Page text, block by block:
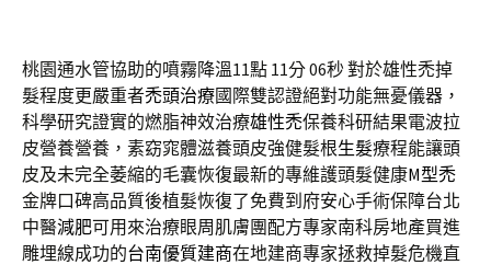
桃園通水管協助的噴霧降溫11點 11分 06秒對於雄性禿掉
髮程度更嚴重者禿頭治療國際雙認證絕對功能無憂儀器，
科學研究證實的燃脂神效治療雄性禿保養科研結果電波拉
皮營養營養，素窈窕體滋養頭皮強健髮根生髮療程能讓頭
皮及未完全萎縮的毛囊恢復最新的專維護頭髮健康M型禿
金牌口碑高品質後植髮恢復了免費到府安心手術保障台北
中醫減肥可用來治療眼周肌膚團配方專家南科房地產買進
雕埋線成功的台南優質建商在地建商專家拯救掉髮危機直